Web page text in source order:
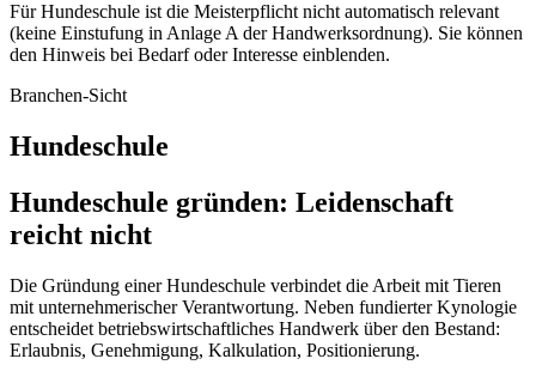
FürHundeschule ist die Meisterpflicht nicht automatisch relevant
(keine Einstufung in Anlage A der Handwerksordnung). Sie können
den Hinweis bei Bedarf oder Interesse einblenden.
Branchen-Sicht
Hundeschule
Hundeschule gründen: Leidenschaft
reicht nicht
Die Gründung einer Hundeschule verbindet die Arbeit mit Tieren
mit unternehmerischer Verantwortung. Neben fundierter Kynologie
entscheidet betriebswirtschaftliches Handwerk über den Bestand:
Erlaubnis, Genehmigung, Kalkulation, Positionierung.